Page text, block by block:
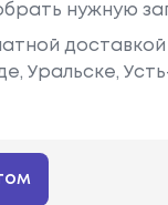
нужную
доставкой
Уральске,